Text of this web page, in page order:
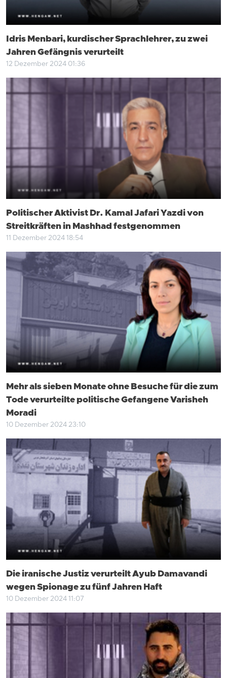
Idris Menbari, kurdischer Sprachlehrer, zu zwei
Jahren Gefängnis verurteilt
12 Dezember 2024 01:36
Politischer Aktivist Dr. Kamal Jafari Yazdi von
Streitkräften in Mashhad festgenommen
11 Dezember 2024 18:54
Mehr als sieben Monate ohne Besuche für die zum
Tode verurteilte politische Gefangene Varisheh
Moradi
10 Dezember 2024 23:10
Die iranische Justiz verurteilt Ayub Damavandi
wegen Spionage zu fünf Jahren Haft
10 Dezember 2024 11:07